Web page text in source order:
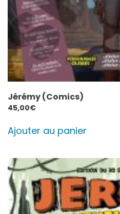
Jérémy (Comics)
45,00€
Ajouter au panier